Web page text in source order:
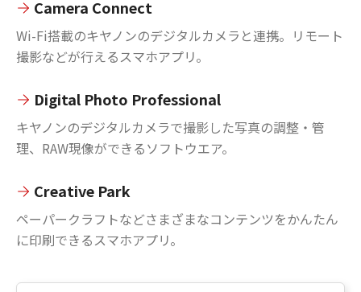
Camera Connect
Wi-Fi搭載のキヤノンのデジタルカメラと連携。リモート
撮影などが行えるスマホアプリ。
Digital Photo Professional
キヤノンのデジタルカメラで撮影した写真の調整・管
理、RAW現像ができるソフトウエア。
Creative Park
ペーパークラフトなどさまざまなコンテンツをかんたん
に印刷できるスマホアプリ。